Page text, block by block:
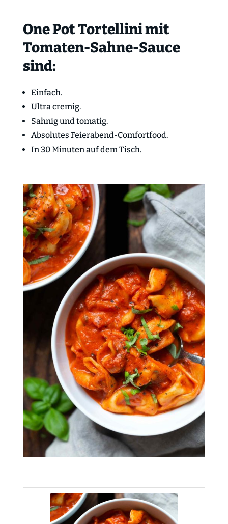
One Pot Tortellini mit
Tomaten-Sahne-Sauce
sind:
Einfach.
Ultra cremig.
Sahnig und tomatig.
Absolutes Feierabend-Comfortfood.
In 30 Minuten auf dem Tisch.